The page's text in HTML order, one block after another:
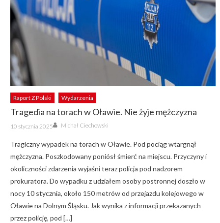
Raport Z Polski Wydarzenia
Tragedia na torach w Oławie. Nie żyje mężczyzna
Posted
on
10 stycznia 2025 Author
Michał Ciechowski
Tragiczny wypadek na torach w Oławie. Pod pociąg wtargnął
mężczyzna. Poszkodowany poniósł śmierć na miejscu. Przyczyny i
okoliczności zdarzenia wyjaśni teraz policja pod nadzorem
prokuratora. Do wypadku z udziałem osoby postronnej doszło w
nocy 10 stycznia, około 150 metrów od przejazdu kolejowego w
Oławie na Dolnym Śląsku. Jak wynika z informacji przekazanych
przez policję, pod […]